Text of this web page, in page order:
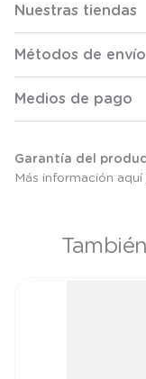
Nuestras tiendas
Métodos de envío
Medios de pago
Garantía del
Más información aquí